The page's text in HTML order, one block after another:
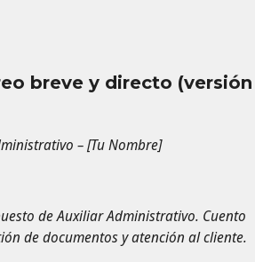
breve y directo (versión
– [Tu Nombre]
de Auxiliar Administrativo. Cuento
de documentos y atención al cliente.